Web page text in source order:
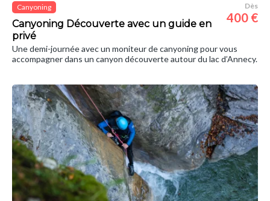
Canyoning
Canyoning Découverte avec un guide en
privé
Dès
400 €
Une demi-journée avec un moniteur de canyoning pour vous
accompagner dans un canyon découverte autour du lac d’Annecy.